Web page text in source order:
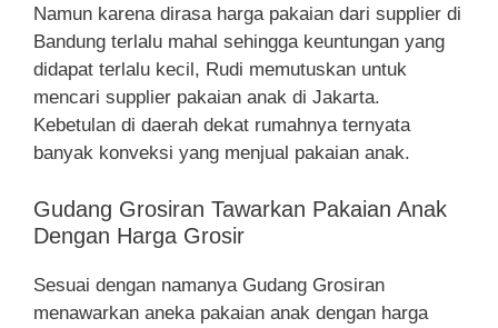
Namun karena dirasa harga pakaian dari supplier di
Bandung terlalu mahal sehingga keuntungan yang
didapat terlalu kecil, Rudi memutuskan untuk
mencari supplier pakaian anak di Jakarta.
Kebetulan di daerah dekat rumahnya ternyata
banyak konveksi yang menjual pakaian anak.
Gudang Grosiran Tawarkan Pakaian Anak
Dengan Harga Grosir
Sesuai dengan namanya Gudang Grosiran
menawarkan aneka pakaian anak dengan harga